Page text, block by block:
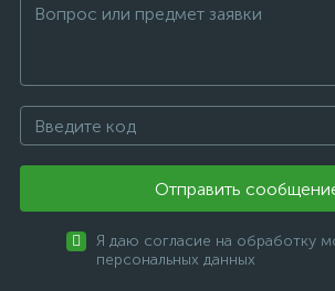
Отправить
Я даю согласие на обработку
персональных данных